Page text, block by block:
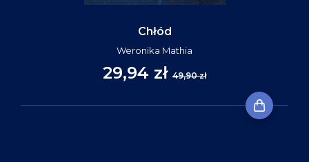
Chłód
Weronika Mathia
29,94 zł 49,90 zł